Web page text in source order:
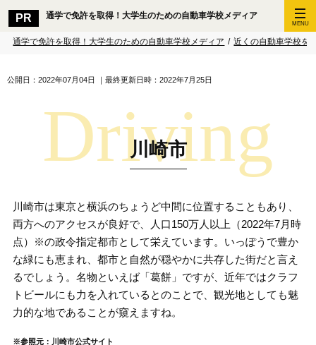
通学で免許を取得！大学生のための自動車学校メディア
MENU
通学で免許を取得！大学生のための自動車学校メディア / 近くの自動車学校を
公開日：2022年07月04日 ｜最終更新日時：2022年7月25日
川崎市
川崎市は東京と横浜のちょうど中間に位置することもあり、
両方へのアクセスが良好で、人口150万人以上（2022年7月時
点）※の政令指定都市として栄えています。いっぽうで豊か
な緑にも恵まれ、都市と自然が穏やかに共存した街だと言え
るでしょう。名物といえば「葛餅」ですが、近年ではクラフ
トビールにも力を入れているとのことで、観光地としても魅
力的な地であることが窺えますね。
※参照元：川崎市公式サイト